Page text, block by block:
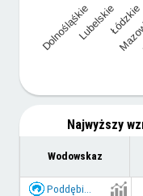
DolnośląśkieLubelskieŁódzkie
Najwyższy
Wodowskaz
Poddębi...